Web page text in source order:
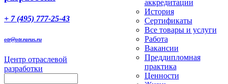
+ 7 (495) 777-25-43
otr@otr.rarus.ru
Центр отраслевой
разработки
аккредитации
История
Сертификаты
Все товары и услуги
Работа
Вакансии
Преддипломная
практика
Ценности